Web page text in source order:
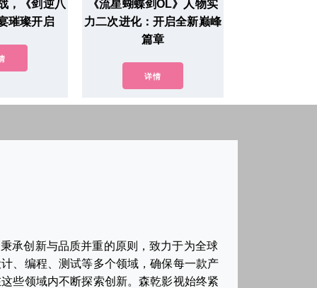
，《剑逆八
璀璨开启
《流星蝴蝶剑OL》人物实
力二次进化：开启全新巅峰
篇章
详情
承创新与品质并重的原则，致力于为全球
、编程、测试等多个领域，确保每一款产
些领域内不断探索创新。森乾影视始终紧